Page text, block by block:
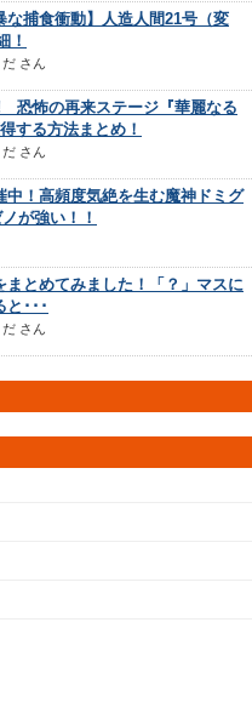
捕食衝動】人造人間21号（変
！
だ さん
恐怖の再来ステージ『華麗なる
する方法まとめ！
だ さん
！高頻度気絶を生む魔神ドミグ
が強い！！
とめてみました！「？」マスに
と･･･
だ さん